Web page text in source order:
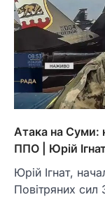
Атака на Суми:
ППО | Юрій
Юрій Ігнат,
Повітряних сил